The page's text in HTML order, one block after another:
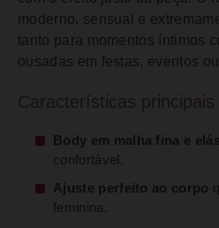
moderno, sensual e
tanto para momentos íntimos
ousadas em festas, eventos
Características principais
Body em malha fina e
confortável.
Ajuste perfeito ao corpo
feminina.